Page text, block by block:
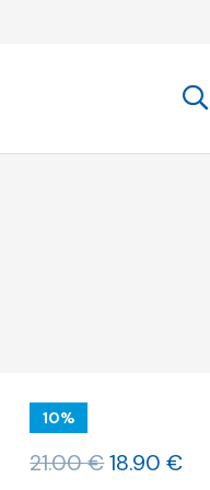
10%
21.00€O
18.90€O